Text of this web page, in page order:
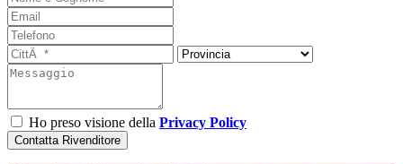
Ho preso visione della Privacy Policy
Contatta Rivenditore